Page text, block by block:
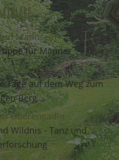
Mannsein
für Männer
Tage auf dem Weg zum
Berg
Oberengadin
Wildnis - Tanz und